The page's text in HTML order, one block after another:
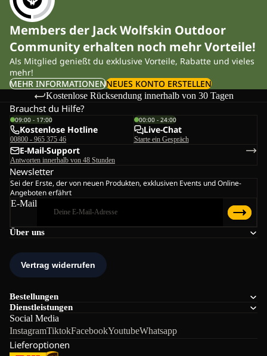
Members der Jack Wolfskin Outdoor
Community erhalten noch mehr Vorteile!
Als Mitglied genießt du exklusive Vorteile, Rabatte und vieles
mehr!
MEHR INFORMATIONENNEUES KONTO ERSTELLEN
Kostenlose Rücksendung innerhalb von 30 Tagen
Über uns
Bestellungen
Dienstleistungen
Social Media
InstagramTiktokFacebookYoutubeWhatsapp
Lieferoptionen
Brauchst du Hilfe?
09:00 - 17:00
Kostenlose Hotline
00800 - 965 375 46
00:00 - 24:00
Live-Chat
Starte ein Gespräch
E-Mail-Support
Antworten innerhalb von 48 Stunden
Newsletter
Sei der Erste, der von neuen Produkten, exklusiven Events und Online-
Angeboten erfährt
E-Mail